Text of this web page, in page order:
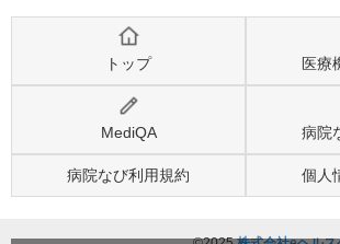
トップ 医療
MediQA 病院
病院なび利用規約 個人